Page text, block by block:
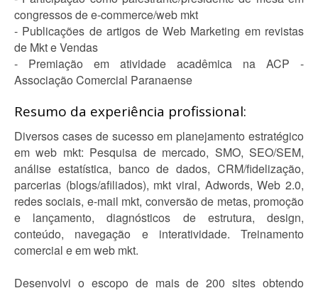
congressos de e-commerce/web mkt
- Publicações de artigos de Web Marketing em revistas
de Mkt e Vendas
- Premiação em atividade acadêmica na ACP -
Associação Comercial Paranaense
Resumo da experiência profissional:
Diversos cases de sucesso em planejamento estratégico
em web mkt: Pesquisa de mercado, SMO, SEO/SEM,
análise estatística, banco de dados, CRM/fidelização,
parcerias (blogs/afiliados), mkt viral, Adwords, Web 2.0,
redes sociais, e-mail mkt, conversão de metas, promoção
e lançamento, diagnósticos de estrutura, design,
conteúdo, navegação e interatividade. Treinamento
comercial e em web mkt.
Desenvolvi o escopo de mais de 200 sites obtendo